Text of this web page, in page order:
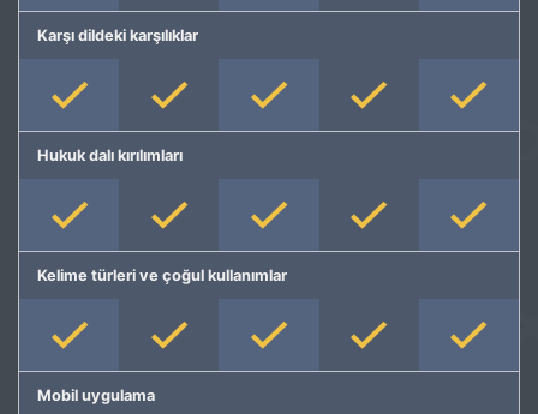
Karşı dildeki karşılıklar
Hukuk dalı kırılımları
Kelime türleri ve çoğul kullanımlar
Mobil uygulama